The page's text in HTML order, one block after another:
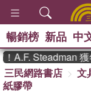
暢銷榜 新品 中
A.F. Steadman 獲
三民網路書店
文
紙膠帶